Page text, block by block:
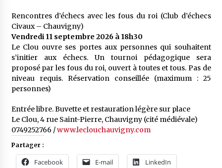
Rencontres d’échecs avec les fous du roi (Club d’échecs
Civaux – Chauvigny)
Vendredi 11 septembre 2026 à 18h30
Le Clou ouvre ses portes aux personnes qui souhaitent
s’initier aux échecs. Un tournoi pédagogique sera
proposé par les fous du roi, ouvert à toutes et tous. Pas de
niveau requis. Réservation conseillée (maximum : 25
personnes)
Entrée libre. Buvette et restauration légère sur place
Le Clou, 4 rue Saint-Pierre, Chauvigny (cité médiévale)
0749252766 /www.leclouchauvigny.com
Partager :
Facebook E-mail LinkedIn